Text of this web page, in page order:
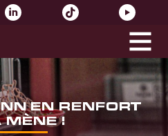
EN RENFORT
MÈNE !